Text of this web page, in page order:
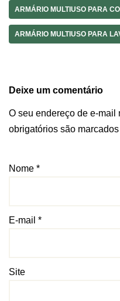
ARMÁRIO MULTIUSO PARA
ARMÁRIO MULTIUSO PARA
Deixe um comentário
O seu endereço de e-mail
obrigatórios são
Nome *
E-mail *
Site